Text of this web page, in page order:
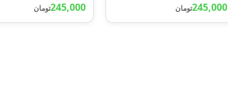
245,000تومان 245,000تومان